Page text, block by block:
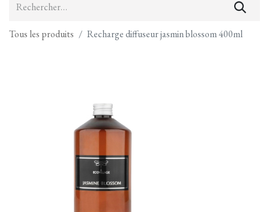
Tous les produits Recharge diffuseur jasmin blossom 400ml